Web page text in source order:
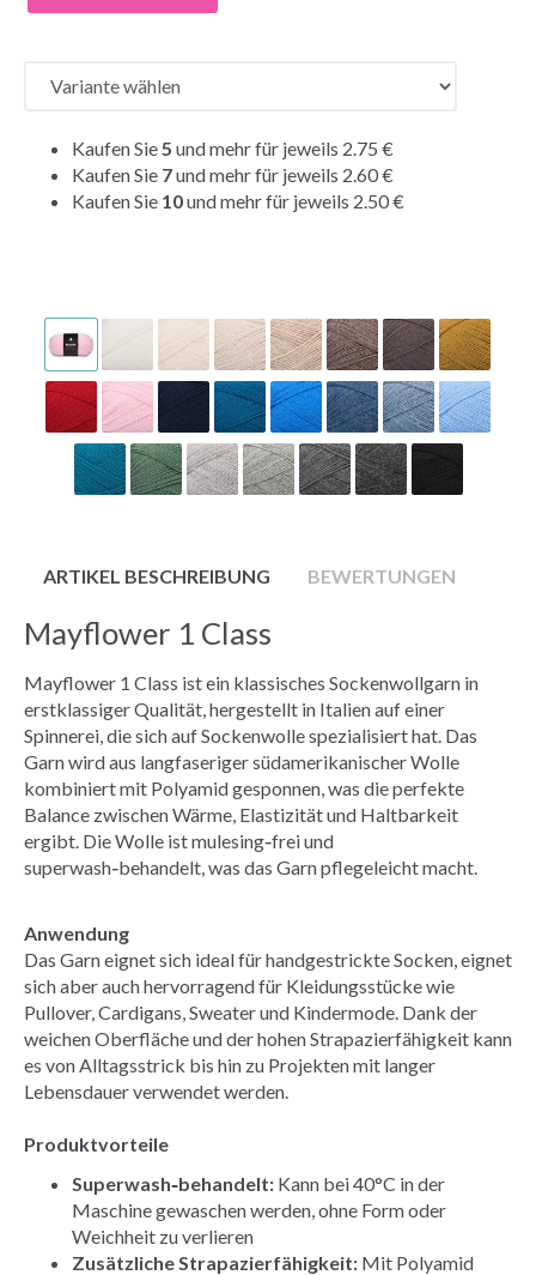
Kaufen Sie 5 und mehr für jeweils 2.75 €
Kaufen Sie 7und mehr für jeweils 2.60 €
Kaufen Sie 10und mehr für jeweils 2.50 €
ARTIKEL BESCHREIBUNG BEWERTUNGEN
Mayflower 1 Class
Mayflower 1 Class ist ein klassisches Sockenwollgarn in
erstklassiger Qualität, hergestellt in Italien auf einer
Spinnerei, die sich auf Sockenwolle spezialisiert hat. Das
Garn wird aus langfaseriger südamerikanischer Wolle
kombiniert mit Polyamid gesponnen, was die perfekte
Balance zwischen Wärme, Elastizität und Haltbarkeit
ergibt. Die Wolle ist mulesing‑frei und
superwash‑behandelt, was das Garn pflegeleicht macht.
Anwendung
Das Garn eignet sich ideal für handgestrickte Socken, eignet
sich aber auch hervorragend für Kleidungsstücke wie
Pullover, Cardigans, Sweater und Kindermode. Dank der
weichen Oberfläche und der hohen Strapazierfähigkeit kann
es von Alltagsstrick bis hin zu Projekten mit langer
Lebensdauer verwendet werden.
Produktvorteile
Superwash‑behandelt: Kann bei 40°C in der
Maschine gewaschen werden, ohne Form oder
Weichheit zu verlieren
Zusätzliche Strapazierfähigkeit: Mit Polyamid